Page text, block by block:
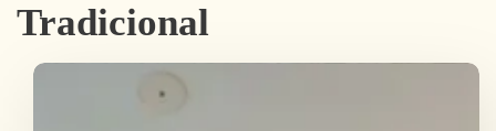
Tradicional